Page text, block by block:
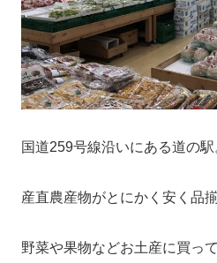
国道259号線沿いにある道の駅
産直農産物がとにかく安く品
野菜や果物などお土産に買っ